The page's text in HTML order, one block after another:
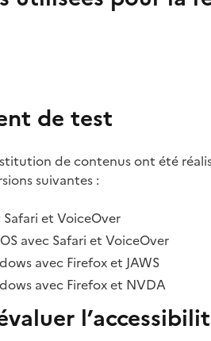
de test
de contenus ont été
suivantes :
Safari et VoiceOver
avec Safari et VoiceOver
avec Firefox et JAWS
avec Firefox et NVDA